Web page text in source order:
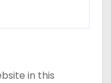
in this